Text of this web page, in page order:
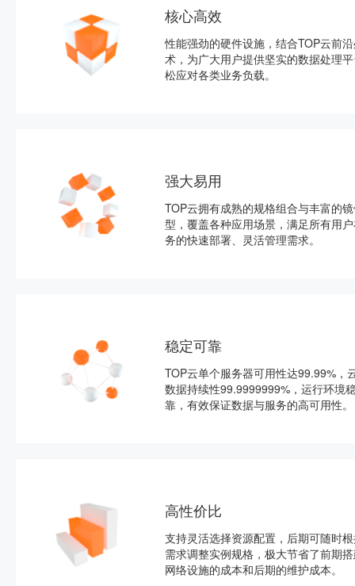
核心高效
性能强劲的硬件设施，结合TOP云前
术，为广大用户提供坚实的数据处理
松应对各类业务负载。
强大易用
TOP云拥有成熟的规格组合与丰富的
型，覆盖各种应用场景，满足所有用
务的快速部署、灵活管理需求。
稳定可靠
TOP云单个服务器可用性达99.99%，
数据持续性99.9999999%，运行环境
靠，有效保证数据与服务的高可用性。
高性价比
支持灵活选择资源配置，后期可随时
需求调整实例规格，极大节省了前期
网络设施的成本和后期的维护成本。